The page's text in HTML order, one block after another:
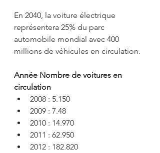
En 2040, la voiture électrique
représentera 25% du parc
automobile mondial avec 400
millions de véhicules en circulation.
Année Nombre de voitures en
circulation
2008 : 5.150
2009 : 7.48
2010 : 14.970
2011 : 62.950
2012 : 182.820